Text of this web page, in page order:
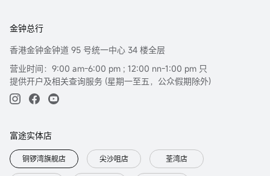
金钟总行
香港金钟金钟道 95 号统一中心 34 楼全层
营业时间：9:00 am-6:00 pm ; 12:00 nn-1:00 pm 只
提供开户及相关查询服务 (星期一至五，公众假期除外)
富途实体店
铜锣湾旗舰店 尖沙咀店 荃湾店